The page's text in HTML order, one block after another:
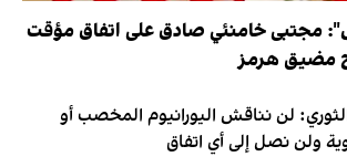
مجتبى خامنئي صادق على اتفاق مؤقت
مضيق هرمز
لن نناقش اليورانيوم المخصب أو
ولن نصل إلى أي اتفاق